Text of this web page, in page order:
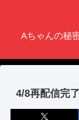
Aちゃんの秘
4/8再配信完